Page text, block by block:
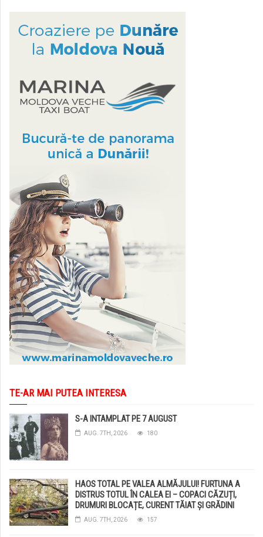
TE-AR MAI PUTEA INTERESA
S-A INTAMPLAT PE 7 AUGUST
AUG. 7TH, 2026 180
HAOS TOTAL PE VALEA ALMĂJULUI! FURTUNA A
DISTRUS TOTUL ÎN CALEA EI – COPACI CĂZUȚI,
DRUMURI BLOCAȚE, CURENT TĂIAT ȘI GRĂDINI
DISTRUSE DE GRINDINĂ!
AUG. 7TH, 2026 157